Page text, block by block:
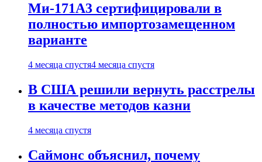
Ми-171А3 сертифицировали в
полностью импортозамещенном
варианте
4 месяца спустя4 месяца спустя
В США решили вернуть расстрелы
в качестве методов казни
4 месяца спустя
Саймонс объяснил, почему